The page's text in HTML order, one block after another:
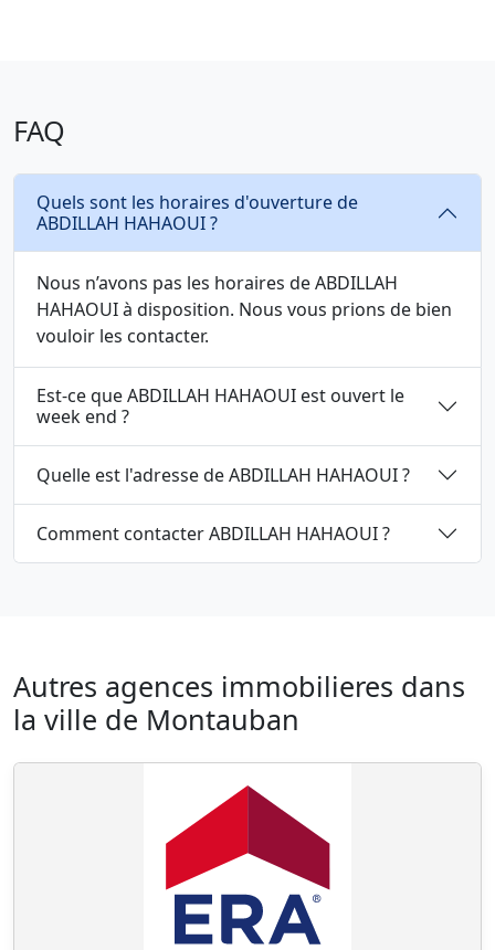
FAQ
Quels sont les horaires d'ouverture de
ABDILLAH HAHAOUI ?
Nous n’avons pas les horaires de ABDILLAH
HAHAOUI à disposition. Nous vous prions de bien
vouloir les contacter.
Est-ce que ABDILLAH HAHAOUI est ouvert le
week end ?
Quelle est l'adresse de ABDILLAH HAHAOUI ?
Comment contacter ABDILLAH HAHAOUI ?
Autres agences immobilieres dans
la ville de Montauban